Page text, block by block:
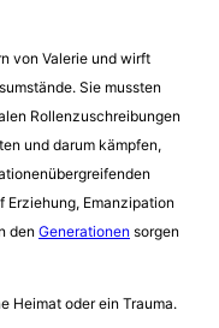
von Valerie und wirft
Sie mussten
Rollenzuschreibungen
und darum kämpfen,
Emanzipation
den Generationen sorgen
Heimat oder ein Trauma.